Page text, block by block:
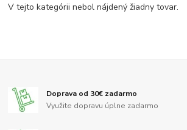
V tejto kategórii nebol nájdený žiadny tovar.
Doprava od 30€ zadarmo
Využite dopravu úplne zadarmo